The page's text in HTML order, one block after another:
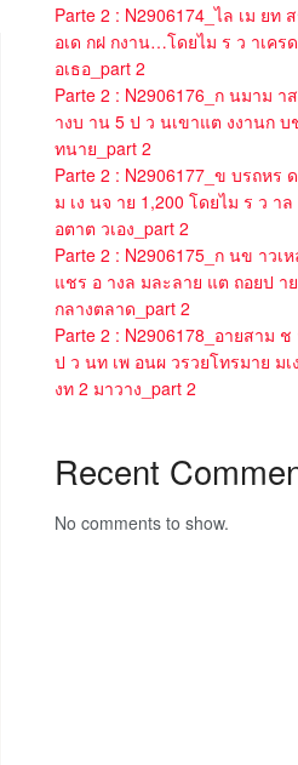
Parte 2 : N2906174_ไล เม ยท
อเด กฝ กงาน…โดยไม ร ว าเคร
อเธอ_part 2
Parte 2 : N2906176_ก นมาม า
างบ าน 5 ป ว นเขาแต งงานก บ
ทนาย_part 2
Parte 2 : N2906177_ข บรถหร
ม เง นจ าย 1,200 โดยไม ร ว า
อตาต วเอง_part 2
Parte 2 : N2906175_ก นข าวเ
แชร อ างล มละลาย แต ถอยป า
กลางตลาด_part 2
Parte 2 : N2906178_อายสาม
ป ว นท เพ อนผ วรวยโทรมาย ม
งท 2 มาวาง_part 2
Recent
No comments to show.